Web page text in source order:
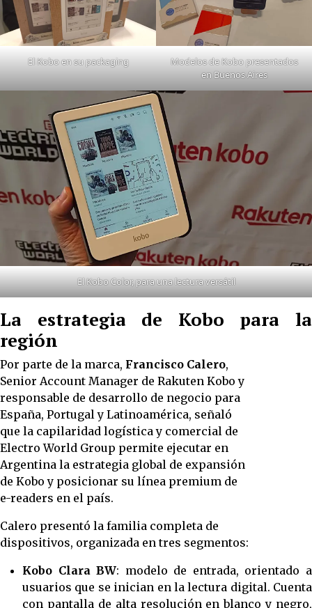
El Kobo en su packaging
Modelos de Kobo presentados
en Buenos Aires
El Kobo Color, para una lectura versátil
La estrategia de Kobo para la
región
Por parte de la marca, Francisco Calero,
Senior Account Manager de Rakuten Kobo y
responsable de desarrollo de negocio para
España, Portugal y Latinoamérica, señaló
que la capilaridad logística y comercial de
Electro World Group permite ejecutar en
Argentina la estrategia global de expansión
de Kobo y posicionar su línea premium de
e-readers en el país.
Calero presentó la familia completa de
dispositivos, organizada en tres segmentos:
Kobo Clara BW: modelo de entrada, orientado a
usuarios que se inician en la lectura digital. Cuenta
con pantalla de alta resolución en blanco y negro,